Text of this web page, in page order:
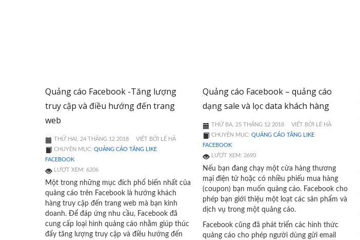
Quảng cáo Facebook -Tăng lượng
truy cập và điều hướng đến trang
web
THỨ HAI, 24 THÁNG 12 2018
VIẾT BỞI LÊ HÀ
CHUYÊN MỤC: QUẢNG CÁO TĂNG LIKE
FACEBOOK
LƯỢT XEM: 6206
Một trong những mục đích phổ biến nhất của
quảng cáo trên Facebook là hướng khách
hàng truy cập đến trang web mà bạn kinh
doanh. Để đáp ứng nhu cầu, Facebook đã
cung cấp loại hình quảng cáo nhằm giúp thúc
đẩy tăng lượng truy cập và điều hướng đến
Quảng cáo Facebook – quảng cáo
dạng sale và lọc data khách hàng
THỨ BA, 25 THÁNG 12 2018
VIẾT BỞI LÊ HÀ
CHUYÊN MỤC:QUẢNG CÁO TĂNG LIKE
FACEBOOK
LƯỢT XEM: 2690
Nếu bạn đang chạy một cửa hàng thương
mại điện tử hoặc có nhiều phiếu mua hàng
(coupon) bạn muốn quảng cáo. Facebook cho
phép bạn giới thiệu một loạt các sản phẩm và
dịch vụ trong một quảng cáo.
Facebook cũng đã phát triển các hình thức
quảng cáo cho phép người dùng gửi email